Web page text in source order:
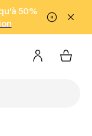
Aller au pied de
50%